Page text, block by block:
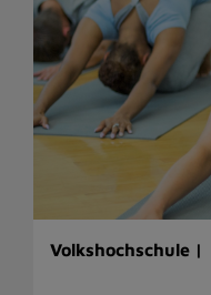
Volkshochschule |